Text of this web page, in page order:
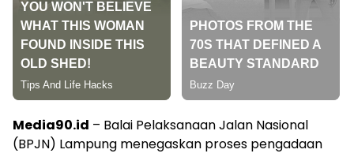
Media90.id – Balai Pelaksanaan Jalan Nasional
(BPJN) Lampung menegaskan proses pengadaan